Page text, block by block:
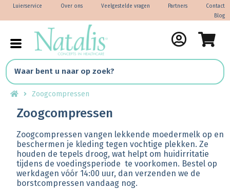
Contact
Partners
Veelgestelde vragen
Over ons
Luierservice
Blog
Zoogcompressen
Zoogcompressen
Zoogcompressen vangen lekkende moedermelk op en
beschermen je kleding tegen vochtige plekken. Ze
houden de tepels droog, wat helpt om huidirritatie
tijdens de voedingsperiode te voorkomen. Bestel op
werkdagen vóór 14:00 uur, dan verzenden we de
borstcompressen vandaag nog.